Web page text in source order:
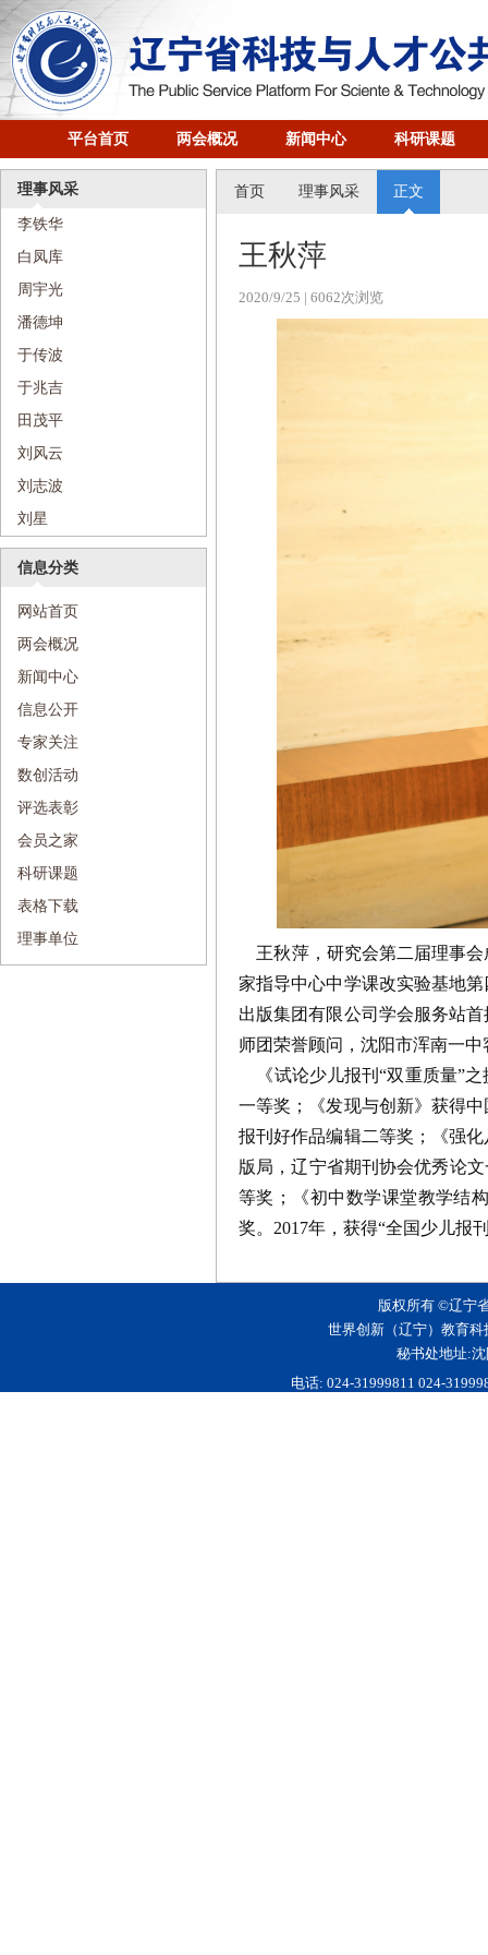
平台首页 两会概况 新闻中心 科研课题
理事风采
李铁华
白凤库
周宇光
潘德坤
于传波
于兆吉
​田茂平
刘风云
刘志波
刘星
信息分类
网站首页
两会概况
新闻中心
信息公开
专家关注
数创活动
评选表彰
会员之家
科研课题
表格下载
理事单位
首页 理事风采 正文
王秋萍
2020/9/25 | 6062次浏览
王秋萍， 研究会第二届理事
家指导中心中学课改实验基地
出版集团有限公司学会服务站
师团荣誉顾问，沈阳市浑南一
《试论少儿报刊“双重质量”之
一等奖；《发现与创新》获得
报刊好作品编辑二等奖；《强
版局，辽宁省期刊协会优秀论
等奖；《初中数学课堂教学结
奖。2017年，获得“全国少儿报
版权所有 ©辽宁
世界创新（辽宁）教育
秘书处地址:
电话: 024-31999811 024-